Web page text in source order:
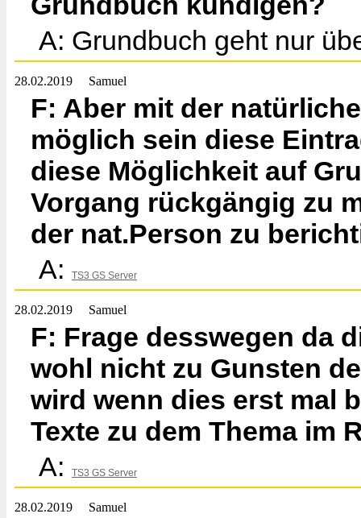
A: Grundbuch geht nur
28.02.2019 Samuel
F: Aber mit der
möglich sein diese
diese Möglichkeit auf
Vorgang rückgängig zu
der nat.Person zu
A:
TS3 GS Server
28.02.2019 Samuel
F: Frage desswegen da
wohl nicht zu Gunsten
wird wenn dies erst mal
Texte zu dem Thema im
A:
TS3 GS Server
28.02.2019 Samuel